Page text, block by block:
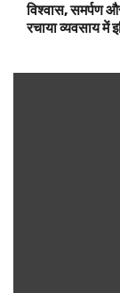
विश्वास, समर्पण
रचाया व्यवसाय में